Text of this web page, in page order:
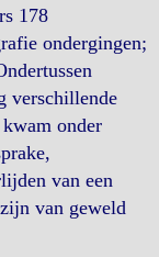
178
ondergingen;
verschillende
onder
van een
van geweld